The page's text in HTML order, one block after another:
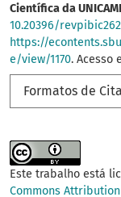
Científica da
10.20396/
https://
e/view/1170. Acesso
Formatos de
Este trabalho está
Commons